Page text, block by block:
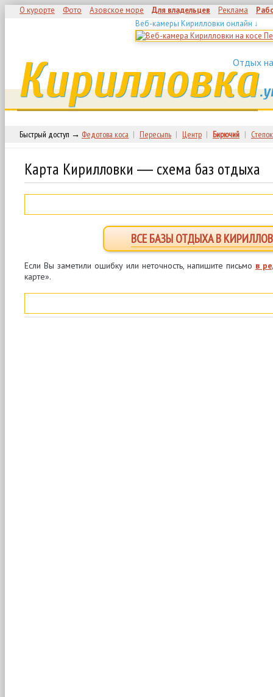
О курорте Фото Азовское море Для владельцев Реклама
Веб-камеры Кирилловки онлайн ↓
Отдых
Кирилловка
Быстрый доступ → Федотова коса | Пересыпь | Центр | Бирючий | Степок
Карта Кирилловки ― схема баз отдыха
ВСЕ БАЗЫ ОТДЫХА В
Если Вы заметили ошибку или неточность, напишите письмо в
карте».